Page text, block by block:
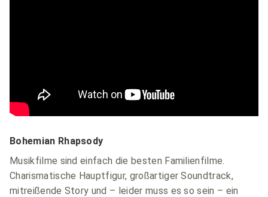
Bohemian Rhapsody
Musikfilme sind einfach die besten Familienfilme.
Charismatische Hauptfigur, großartiger Soundtrack,
mitreißende Story und – leider muss es so sein – ein